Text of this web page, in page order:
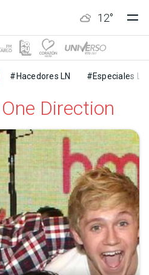
12°
#Hacedores LN #Especiales LN
Direction